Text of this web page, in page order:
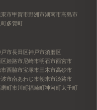
市甲賀市野洲市湖南市高島市
多賀町
市長田区神戸市須磨区
姫路市尼崎市明石市西宮市
西脇市宝塚市三木市高砂市
波市南あわじ市朝来市淡路市
町市川町福崎町神河町太子町